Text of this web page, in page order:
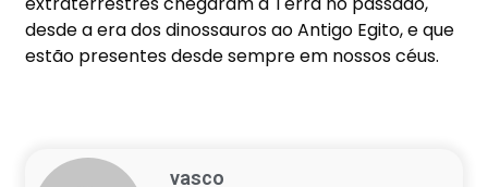
desde a era dos dinossauros ao Antigo Egito, e que
estão presentes desde sempre em nossos céus.
vasco